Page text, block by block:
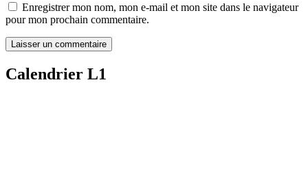
Enregistrer mon nom, mon e-mail et mon site dans le navigateur
pour mon prochain commentaire.
Calendrier L1